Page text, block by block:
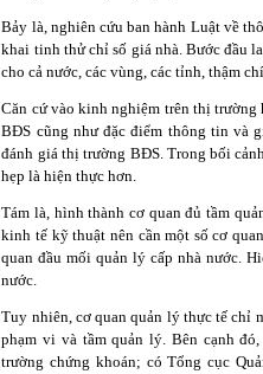
Bảy là, nghiên cứu ban hành Luật về
khai tinh thử chỉ số giá nhà. Bước đầu
cho cả nước, các vùng, các tỉnh, thậm
Căn cứ vào kinh nghiệm trên thị trường
BĐS cũng như đặc điểm thông tin và
đánh giá thị trường BĐS. Trong bối
hẹp là hiện thực hơn.
Tám là, hình thành cơ quan đủ tầm
kinh tế kỹ thuật nên cần một số cơ
quan đầu mối quản lý cấp nhà nước.
nước.
Tuy nhiên, cơ quan quản lý thực tế chỉ
phạm vi và tầm quản lý. Bên cạnh
trường chứng khoán; có Tổng cục